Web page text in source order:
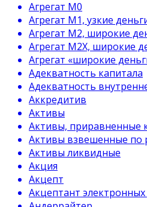
Агрегат М0
Агрегат М1, узкие
Агрегат М2, широкие
Агрегат М2Х, широкие
Агрегат «широкие
Адекватность капитала
Адекватность
Аккредитив
Активы
Активы, приравненные
Активы взвешенные по
Активы ликвидные
Акция
Акцепт
Акцептант электронных